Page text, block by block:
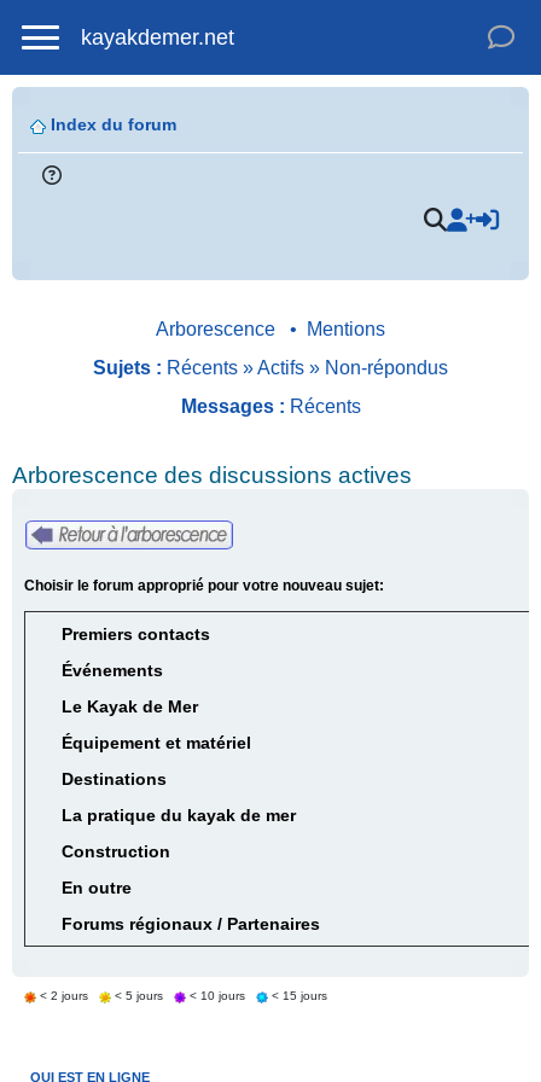
kayakdemer.net
Index du forum
Arborescence •
Mentions
Sujets : Récents »Actifs » Non-répondus
Messages : Récents
Arborescence des discussions actives
Choisir le forum approprié pour votre nouveau sujet:
Premiers contacts
Événements
Le Kayak de Mer
Équipement et matériel
Destinations
La pratique du kayak de mer
Construction
En outre
Forums régionaux / Partenaires
< 2 jours < 5 jours < 10 jours < 15 jours
QUI EST EN LIGNE